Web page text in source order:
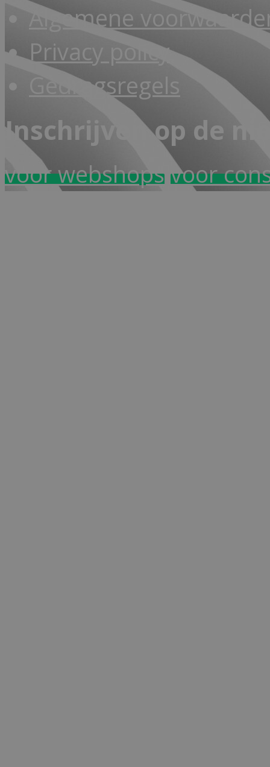
Algemene
Privacy policy
Gedragsregels
Inschrijven op de
voor webshopsvoor